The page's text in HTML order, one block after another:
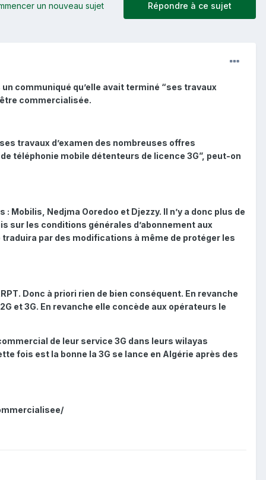
Répondre à ce sujet
un nouveau sujet
communiqué qu’elle avait terminé “ses travaux
commercialisée.
travaux d’examen des nombreuses offres
téléphonie mobile détenteurs de licence 3G”, peut-on
Nedjma Ooredoo et Djezzy. Il n’y a donc plus de
sur les conditions générales d’abonnement aux
par des modifications à même de protéger les
Donc à priori rien de bien conséquent. En revanche
et 3G. En revanche elle concède aux opérateurs le
de leur service 3G dans leurs wilayas
fois est la bonne la 3G se lance en Algérie après des